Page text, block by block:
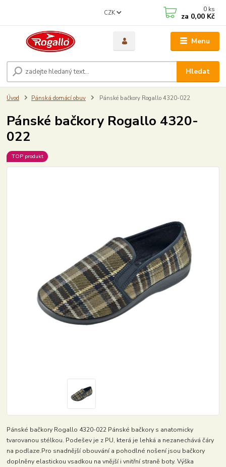
Menu
CZK
Hledat
0 ks
za 0,00 Kč
Úvod Pánská domácí obuv Pánské bačkory Rogallo 4320-022
Pánské bačkory Rogallo 4320-
022
TOP produkt
Pánské bačkory Rogallo 4320-022 Pánské bačkory s anatomicky
tvarovanou stélkou. Podešev je z PU, která je lehká a nezanechává čáry
na podlaze.Pro snadnější obouvání a pohodlné nošení jsou bačkory
doplněny elastickou vsadkou na vnější i vnitřní straně boty. Výška